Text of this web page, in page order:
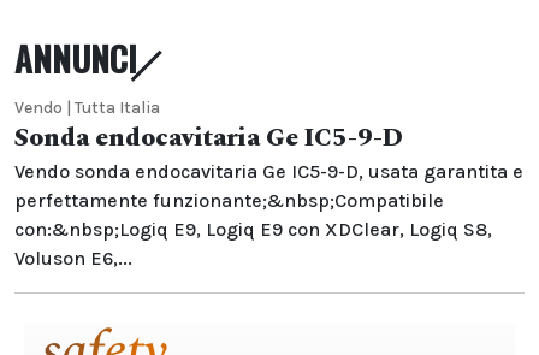
ANNUNCI
Vendo | Tutta Italia
Sonda endocavitaria Ge IC5-9-D
Vendo sonda endocavitaria Ge IC5-9-D, usata garantita e
perfettamente funzionante;&nbsp;Compatibile
con:&nbsp;Logiq E9, Logiq E9 con XDClear, Logiq S8,
Voluson E6,...